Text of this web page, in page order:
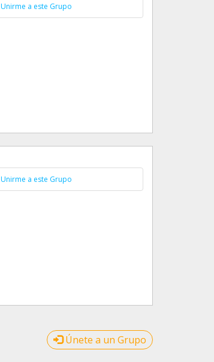
Unirme a este Grupo
Unirme a este Grupo
Únete a un Grupo